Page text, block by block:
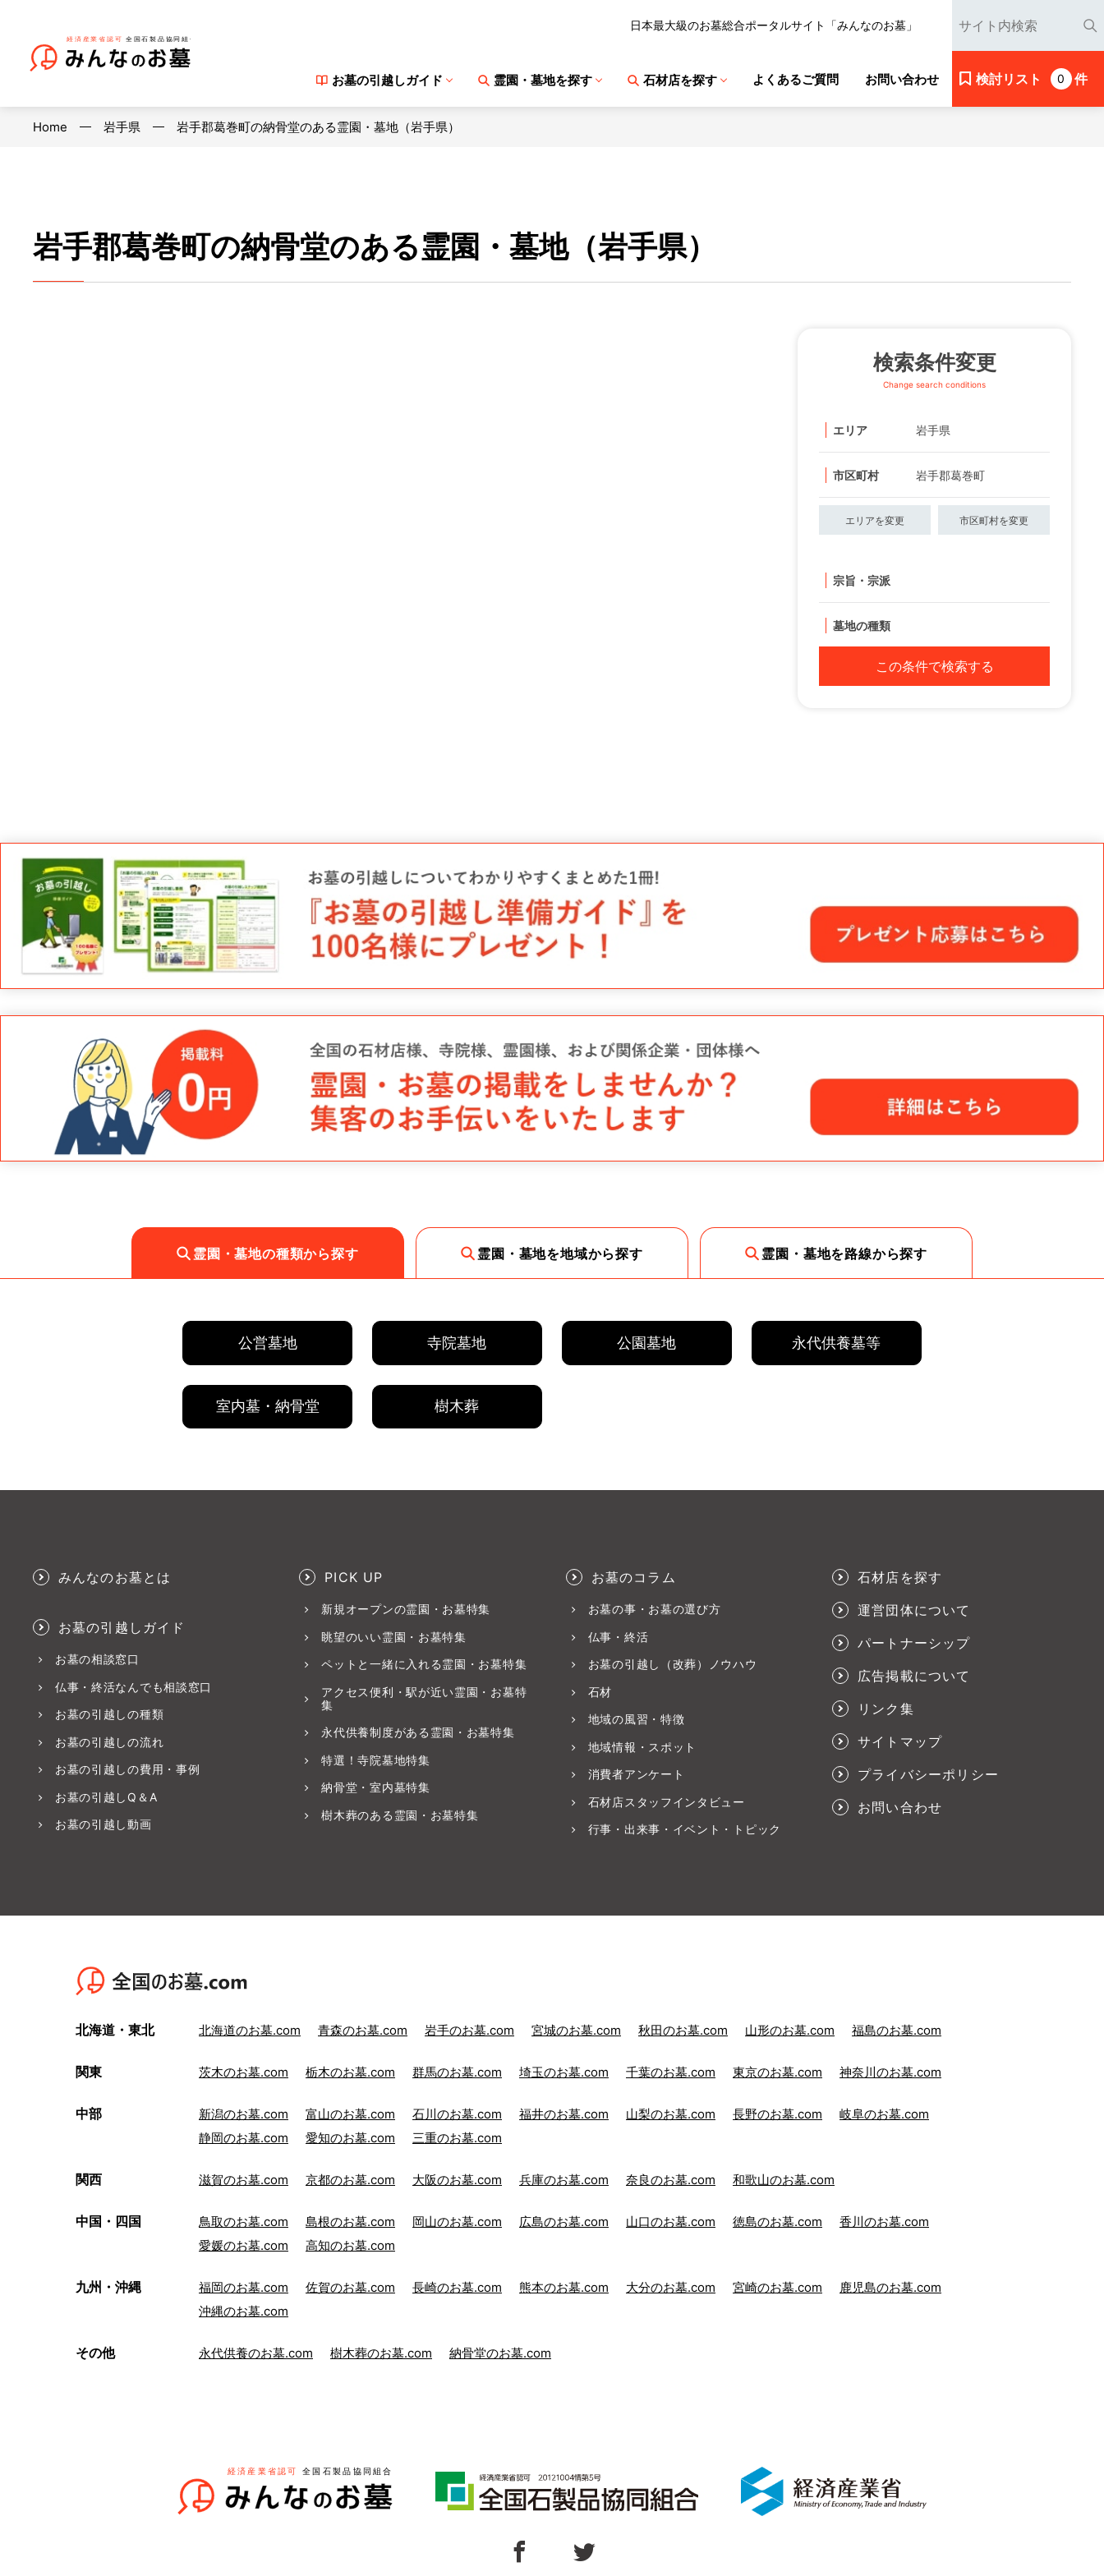
日本最大級のお墓総合ポータルサイト「みんなのお墓」
お墓の引越しガイド 霊園・墓地を探す 石材店を探す よくあるご質問 お問い合わせ 検討リスト 0 件
Home 岩手県 岩手郡葛巻町の納骨堂のある霊園・墓地（岩手県）
岩手郡葛巻町の納骨堂のある霊園・墓地（岩手県）
検索条件変更
Change search conditions
エリア 岩手県
市区町村 岩手郡葛巻町
エリアを変更 市区町村を変更
宗旨・宗派
墓地の種類
この条件で検索する
霊園・墓地の種類から探す 霊園・墓地を地域から探す 霊園・墓地を路線から探す
公営墓地 寺院墓地 公園墓地 永代供養墓等
室内墓・納骨堂 樹木葬
みんなのお墓とは
お墓の引越しガイド
お墓の相談窓口
仏事・終活なんでも相談窓口
お墓の引越しの種類
お墓の引越しの流れ
お墓の引越しの費用・事例
お墓の引越しQ＆A
お墓の引越し動画
PICK UP
新規オープンの霊園・お墓特集
眺望のいい霊園・お墓特集
ペットと一緒に入れる霊園・お墓特集
アクセス便利・駅が近い霊園・お墓特
集
永代供養制度がある霊園・お墓特集
特選！寺院墓地特集
納骨堂・室内墓特集
樹木葬のある霊園・お墓特集
お墓のコラム
お墓の事・お墓の選び方
仏事・終活
お墓の引越し（改葬）ノウハウ
石材
地域の風習・特徴
地域情報・スポット
消費者アンケート
石材店スタッフインタビュー
行事・出来事・イベント・トピック
石材店を探す
運営団体について
パートナーシップ
広告掲載について
リンク集
サイトマップ
プライバシーポリシー
お問い合わせ
北海道・東北 北海道のお墓.com 青森のお墓.com 岩手のお墓.com 宮城のお墓.com 秋田のお墓.com 山形のお墓.com 福島のお墓.com
関東 茨木のお墓.com 栃木のお墓.com 群馬のお墓.com 埼玉のお墓.com 千葉のお墓.com 東京のお墓.com 神奈川のお墓.com
中部 新潟のお墓.com 富山のお墓.com 石川のお墓.com 福井のお墓.com 山梨のお墓.com 長野のお墓.com
岐阜のお墓.com
静岡のお墓.com
愛知のお墓.com 三重のお墓.com
関西 滋賀のお墓.com 京都のお墓.com 大阪のお墓.com 兵庫のお墓.com 奈良のお墓.com 和歌山のお墓.com
中国・四国 鳥取のお墓.com 島根のお墓.com 岡山のお墓.com 広島のお墓.com 山口のお墓.com 徳島のお墓.com
香川のお墓.com
愛媛のお墓.com
高知のお墓.com
九州・沖縄 福岡のお墓.com 佐賀のお墓.com 長崎のお墓.com 熊本のお墓.com 大分のお墓.com 宮崎のお墓.com
鹿児島のお墓.com
沖縄のお墓.com
その他 永代供養のお墓.com 樹木葬のお墓.com 納骨堂のお墓.com